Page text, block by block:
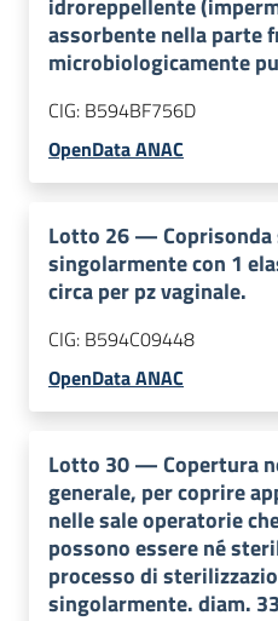
assorbente nella parte
microbiologicamente
CIG: B594BF756D
OpenData ANAC
Lotto 26—
singolarmente con 1
circa per pz vaginale.
CIG: B594C09448
OpenData ANAC
Lotto 30—Copertura
generale, per coprire
nelle sale operatorie
possono essere né
processo di
singolarmente. diam.